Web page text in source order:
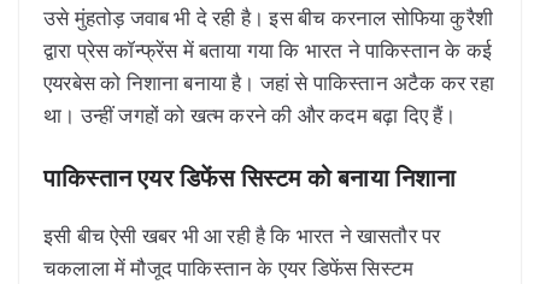
उसे मुंहतोड़ जवाब भी दे रही है। इस बीच करनाल सोफिया कुरैशी
द्वारा प्रेस कॉन्फ्रेंस में बताया गया कि भारत ने पाकिस्तान के कई
एयरबेस को निशाना बनाया है। जहां से पाकिस्तान अटैक कर रहा
था। उन्हीं जगहों को खत्म करने की और कदम बढ़ा दिए हैं।
पाकिस्तान एयर डिफेंस सिस्टम को बनाया निशाना
इसी बीच ऐसी खबर भी आ रही है कि भारत ने खासतौर पर
चकलाला में मौजूद पाकिस्तान के एयर डिफेंस सिस्टम